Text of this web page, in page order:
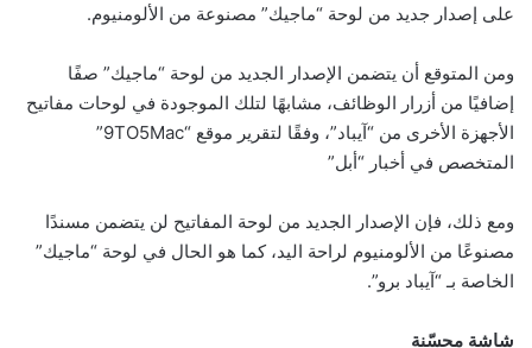
على إصدار جديد من لوحة “ماجيك” مصنوعة من الألومنيوم.
ومن المتوقع أن يتضمن الإصدار الجديد من لوحة “ماجيك” صفًا
إضافيًا من أزرار الوظائف، مشابهًا لتلك الموجودة في لوحات مفاتيح
الأجهزة الأخرى من “آيباد”، وفقًا لتقرير موقع “9TO5Mac”
المتخصص في أخبار “أبل”
ومع ذلك، فإن الإصدار الجديد من لوحة المفاتيح لن يتضمن مسندًا
مصنوعًا من الألومنيوم لراحة اليد، كما هو الحال في لوحة “ماجيك”
الخاصة بـ “آيباد برو”.
شاشة محسّنة